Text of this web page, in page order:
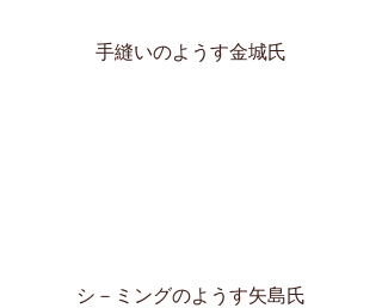
手縫いのようす金城氏
シ－ミングのようす矢島氏